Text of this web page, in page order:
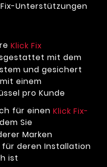
Unterstützungen
Klick Fix
mit dem
und gesichert
einem
pro Kunde
für einen Klick Fix-
Sie
Marken
für deren Installation
ist